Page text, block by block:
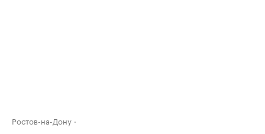
Ростов-на-Дону